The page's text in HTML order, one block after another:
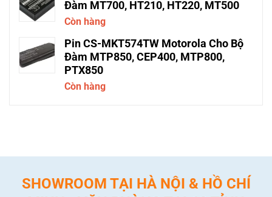
Đàm MT700, HT210, HT220, MT500
Còn hàng
Pin CS-MKT574TW Motorola Cho Bộ
Đàm MTP850, CEP400, MTP800,
PTX850
Còn hàng
SHOWROOM TẠI HÀ NỘI & HỒ CHÍ